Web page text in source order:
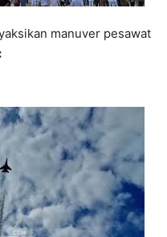
manuver pesawat